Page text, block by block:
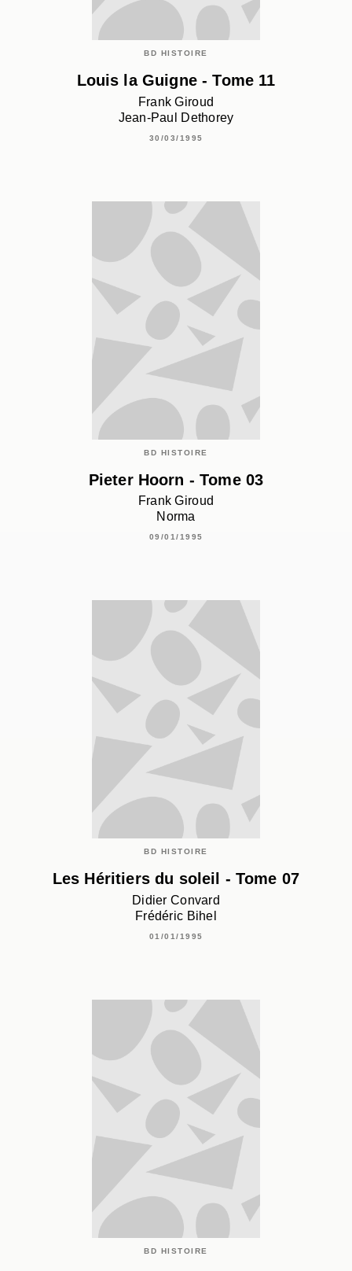
BD HISTOIRE
Louis la Guigne - Tome 11
Frank Giroud
Jean-Paul Dethorey
30/03/1995
BD HISTOIRE
Pieter Hoorn - Tome 03
Frank Giroud
Norma
09/01/1995
BD HISTOIRE
Les Héritiers du soleil - Tome 07
Didier Convard
Frédéric Bihel
01/01/1995
BD HISTOIRE